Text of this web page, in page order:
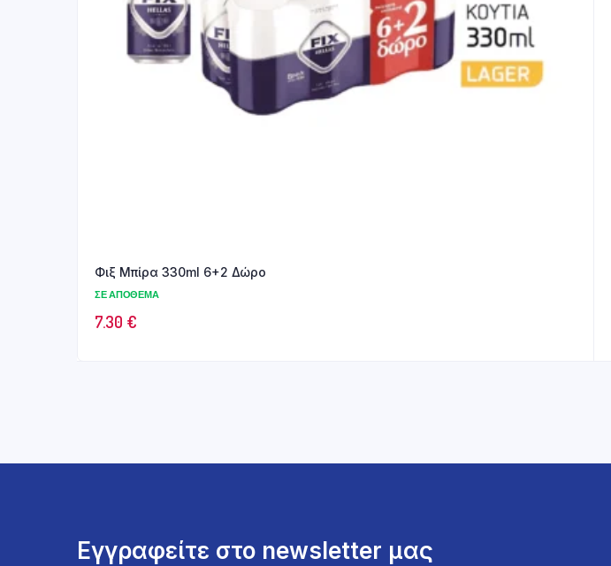
Φιξ Μπίρα 330ml 6+2 Δώρο
ΣΕ ΑΠΌΘΕΜΑ
7.30 €
Εγγραφείτε στο newsletter μας